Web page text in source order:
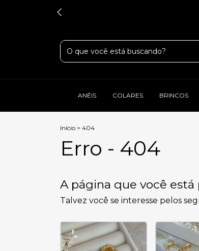
ANÉIS COLARES BRINCOS
Início > 404
Erro - 404
A página que você
Talvez você se interesse pelos